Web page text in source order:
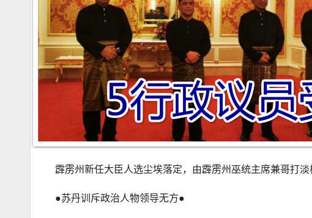
霹雳州新任大臣人选尘埃落定，由霹雳州巫统主席兼哥打
●苏丹训斥政治人物领导无方●